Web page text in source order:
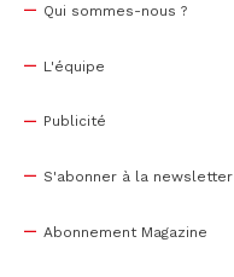
Qui sommes-nous ?
L'équipe
Publicité
S'abonner à la newsletter
Abonnement Magazine